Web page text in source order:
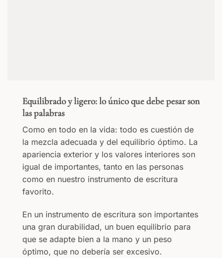
Equilibrado y ligero: lo único que debe pesar son
las palabras
Como en todo en la vida: todo es cuestión de
la mezcla adecuada y del equilibrio óptimo. La
apariencia exterior y los valores interiores son
igual de importantes, tanto en las personas
como en nuestro instrumento de escritura
favorito.
En un instrumento de escritura son importantes
una gran durabilidad, un buen equilibrio para
que se adapte bien a la mano y un peso
óptimo, que no debería ser excesivo.